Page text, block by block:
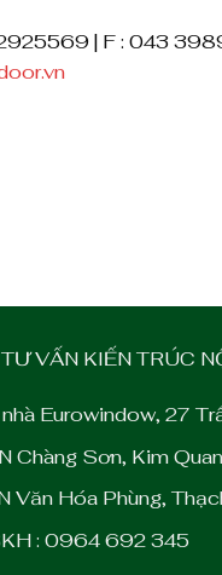
| F : 043
VẤN KIẾN TRÚC
Eurowindow, 27
Chàng Sơn, Kim
Văn Hóa Phùng,
: 0964 692 345